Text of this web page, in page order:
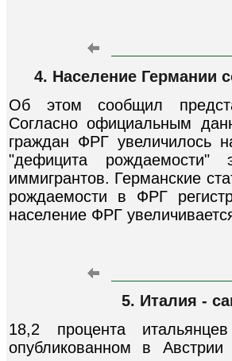
4. Население Германии
Об этом сообщил
Согласно официальным
граждан ФРГ увеличилось
"дефицита рождаемости"
иммигрантов. Германские
рождаемости в ФРГ
население ФРГ
5. Италия -
18,2 процента
опубликованном в